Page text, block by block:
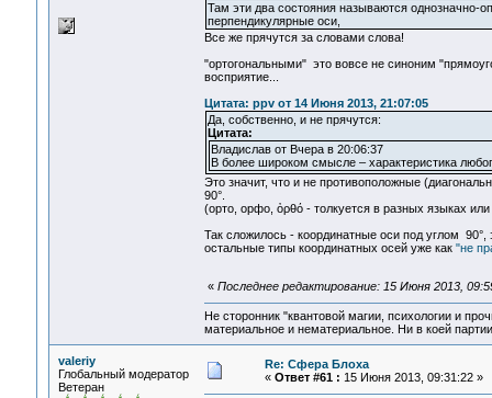
Там эти два состояния называются однозначно-
перпендикулярные оси,
Все же прячутся за словами слова!
"ортогональными" это вовсе не синоним
восприятие...
Цитата: ppv от 14 Июня 2013, 21:07:05
Да, собственно, и не прячутся:
Цитата:
Владислав от Вчера в 20:06:37
В более широком смысле – характеристика
Это значит, что и не противоположные
90°.
(орто, орфо, ὀρθό - толкуется в разных языках
Так сложилось - координатные оси под углом
остальные типы координатных осей уже как "не
« Последнее редактирование: 15 Июня 2013,
Не сторонник "квантовой магии, психологии и
материальное и нематериальное. Ни в коей
valeriy
Глобальный модератор
Ветеран
Re: Сфера Блоха
« Ответ #61 : 15 Июня 2013, 09:31:22 »